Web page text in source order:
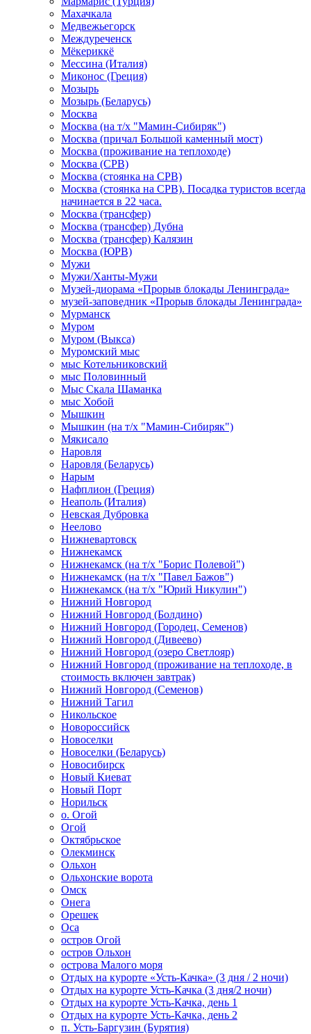
Махачкала
Медвежьегорск
Междуреченск
Мёкериккё
Мессина (Италия)
Миконос (Греция)
Мозырь
Мозырь (Беларусь)
Москва
Москва (на т/х "Мамин-Сибиряк")
Москва (причал Большой каменный мост)
Москва (проживание на теплоходе)
Москва (СРВ)
Москва (стоянка на СРВ)
Москва (стоянка на СРВ). Посадка туристов всегда
начинается в 22 часа.
Москва (трансфер)
Москва (трансфер) Дубна
Москва (трансфер) Калязин
Москва (ЮРВ)
Мужи
Мужи/Ханты-Мужи
Музей-диорама «Прорыв блокады Ленинграда»
музей-заповедник «Прорыв блокады Ленинграда»
Мурманск
Муром
Муром (Выкса)
Муромский мыс
мыс Котельниковский
мыс Половинный
Мыс Скала Шаманка
мыс Хобой
Мышкин
Мышкин (на т/х "Мамин-Сибиряк")
Мякисало
Наровля
Наровля (Беларусь)
Нарым
Нафплион (Греция)
Неаполь (Италия)
Невская Дубровка
Неелово
Нижневартовск
Нижнекамск
Нижнекамск (на т/х "Борис Полевой")
Нижнекамск (на т/х "Павел Бажов")
Нижнекамск (на т/х "Юрий Никулин")
Нижний Новгород
Нижний Новгород (Болдино)
Нижний Новгород (Городец, Семенов)
Нижний Новгород (Дивеево)
Нижний Новгород (озеро Светлояр)
Нижний Новгород (проживание на теплоходе, в
стоимость включен завтрак)
Нижний Новгород (Семенов)
Нижний Тагил
Никольское
Новороссийск
Новоселки
Новоселки (Беларусь)
Новосибирск
Новый Киеват
Новый Порт
Норильск
о. Огой
Огой
Октябрьское
Олекминск
Ольхон
Ольхонские ворота
Омск
Онега
Орешек
Оса
остров Огой
остров Ольхон
острова Малого моря
Отдых на курорте «Усть-Качка» (3 дня / 2 ночи)
Отдых на курорте Усть-Качка (3 дня/2 ночи)
Отдых на курорте Усть-Качка, день 1
Отдых на курорте Усть-Качка, день 2
п. Усть-Баргузин (Бурятия)